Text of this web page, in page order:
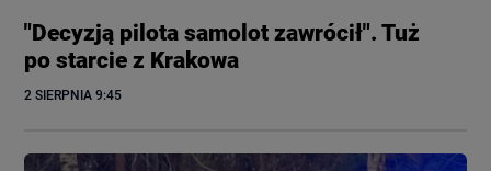
"Decyzją pilota samolot zawrócił". Tuż
po starcie z Krakowa
2 SIERPNIA 9:45